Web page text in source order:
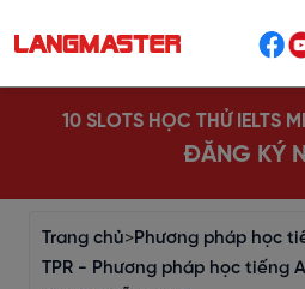
10 SLOTS HỌC THỬ IELTS
ĐĂNG KÝ
Trang chủ>Phương pháp học
TPR - Phương pháp học tiếng